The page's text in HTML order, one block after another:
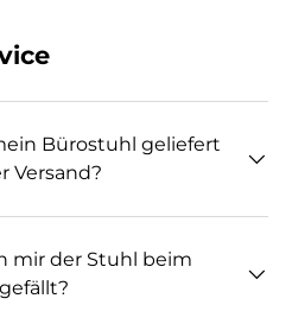
Bürostuhl geliefert
Versand?
mir der Stuhl beim